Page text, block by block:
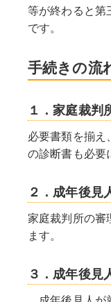
等が終わると第
です。
手続きの流
１．家庭裁判
必要書類を揃え
の診断書も必要
２．成年後見
家庭裁判所の審
ます。
３．成年後見